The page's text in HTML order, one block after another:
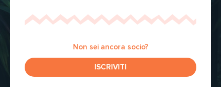
Non sei ancora socio?
ISCRIVITI